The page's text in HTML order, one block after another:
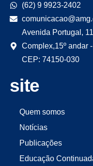
(62) 9 9923-2402
Avenida Portugal,
Complex,15º andar
CEP: 74150-030
site
Quem somos
Notícias
Publicações
Educação